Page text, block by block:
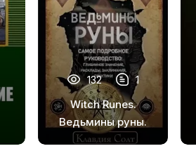
132 1
Witch Runes.
Ведьмины руны.
Самое подробное